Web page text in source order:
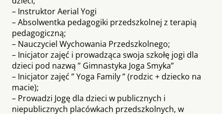
– Instruktor Aerial Yogi
– Absolwentka pedagogiki przedszkolnej z terapią
pedagogiczną;
– Nauczyciel Wychowania Przedszkolnego;
– Inicjator zajęć i prowadząca swoja szkołę jogi dla
dzieci pod nazwą ” Gimnastyka Joga Smyka”
– Inicjator zajęć ” Yoga Family ” (rodzic + dziecko na
macie);
– Prowadzi Jogę dla dzieci w publicznych i
niepublicznych placówkach przedszkolnych, w